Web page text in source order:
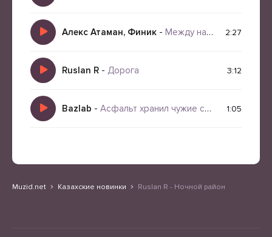
Алекс Атаман, Финик - Между нами 2:27
Ruslan R - Дорога 3:12
Bazlab - Асфальт хранил чужие сны 1:05
Muzid.net Казахские новинки Ruslan R - Ночной район